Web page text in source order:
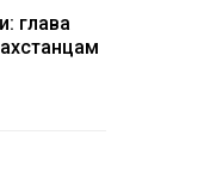
глава